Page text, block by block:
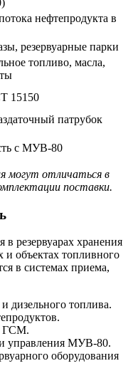
нефтепродукта в
резервуарные парки
топливо, масла,
15150
патрубок
с МУВ-80
могут отличаться в
поставки.
резервуарах хранения
и объектах топливного
в системах приема,
дизельного топлива.
ГСМ.
управления МУВ-80.
оборудования